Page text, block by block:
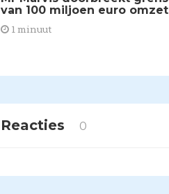
van 100 miljoen euro omzet
1 minuut
Reacties 0